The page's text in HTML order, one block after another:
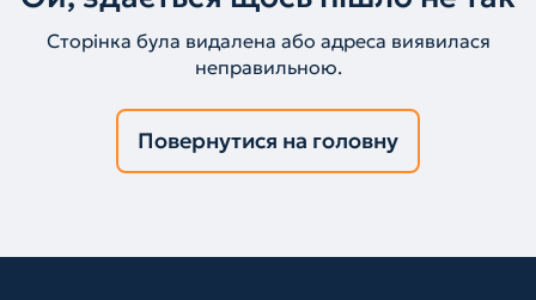
Сторінка була видалена або адреса виявилася
неправильною.
Повернутися на головну